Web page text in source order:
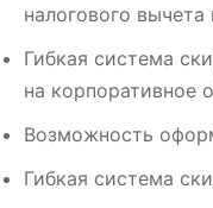
налогового вычета
Гибкая система
на корпоративное
Возможность
Гибкая система